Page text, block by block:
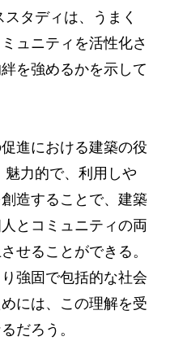
タディは、うまく
ュニティを活性化さ
を強めるかを示して
進における建築の役
力的で、利用しや
造することで、建築
とコミュニティの両
せることができる。
強固で包括的な社会
には、この理解を受
だろう。